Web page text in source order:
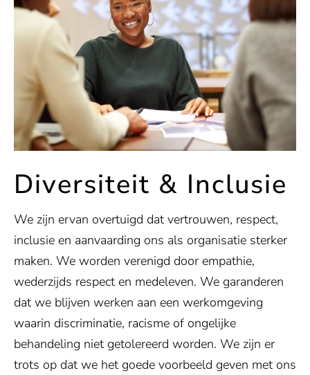
Diversiteit & Inclusie
We zijn ervan overtuigd dat vertrouwen, respect,
inclusie en aanvaarding ons als organisatie sterker
maken. We worden verenigd door empathie,
wederzijds respect en medeleven. We garanderen
dat we blijven werken aan een werkomgeving
waarin discriminatie, racisme of ongelijke
behandeling niet getolereerd worden. We zijn er
trots op dat we het goede voorbeeld geven met ons